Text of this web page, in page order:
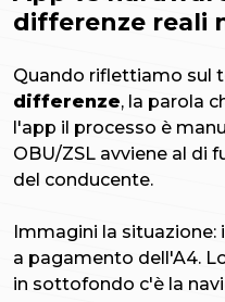
differenze reali
Quando riflettiamo sul
differenze, la parola
l'app il processo è
OBU/ZSL avviene al di
del conducente.
Immagini la
a pagamento dell'A4.
in sottofondo c'è la